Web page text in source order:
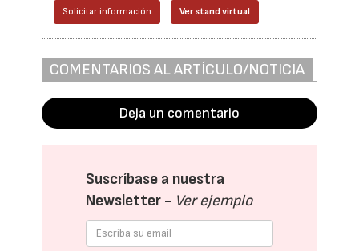
Solicitar información Ver stand virtual
COMENTARIOS AL ARTÍCULO/NOTICIA
Deja un comentario
Suscríbase a nuestra
Newsletter - Ver ejemplo